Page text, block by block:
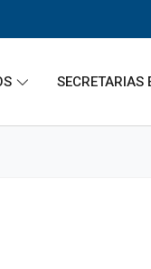
SECRETARIAS